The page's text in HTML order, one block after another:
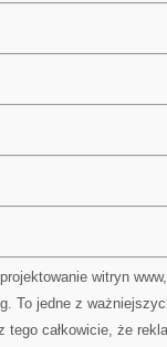
witryn
To jedne z
całkowicie, że